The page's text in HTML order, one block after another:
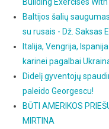
Baltijos šalių
su rusais - Dž. Saksas
Italija, Vengrija,
karinei pagalbai
Didelį gyventojų
paleido Georgescu!
BŪTI AMERIKOS
MIRTINA